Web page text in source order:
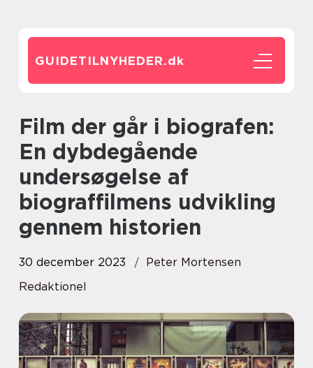
GUIDETILNYHEDER.dk
Film der går i biografen:
En dybdegående
undersøgelse af
biograffilmens udvikling
gennem historien
30 december 2023
Peter Mortensen
Redaktionel